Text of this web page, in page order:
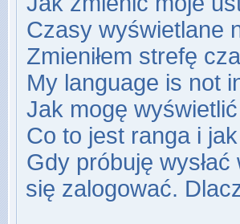
Czasy wyświetlane
Zmieniłem strefę
My language is not
Jak mogę
Co to jest ranga i
Gdy próbuję
się zalogować.